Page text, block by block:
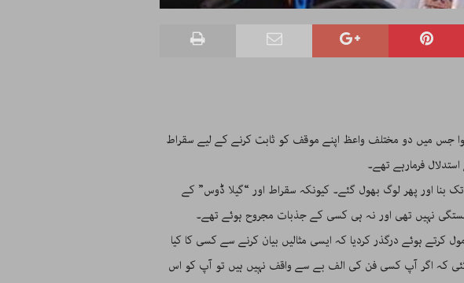
جس میں دو مختلف واعظ اپنے موقف کو ثابت کرنے کے لیے سقراط
فرمارہے تھے۔
بنا اور پھر لوگ بھول گئے۔ کیونکہ سقراط اور “گیلا ڈوس” کے
نہیں تھی اور نہ ہی کسی کے جذبات مجروح ہوئے تھے۔
کرتے ہوئے درگذر کردیا کہ ایسی مثالیں بیان کرنے سے کسی کا کیا
کہ اگر آپ کسی فن کی الف بے سے واقف نہیں ہیں تو آپ کو اس